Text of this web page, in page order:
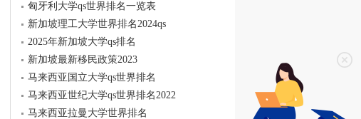
匈牙利大学qs世界排名一览表
新加坡理工大学世界排名2024qs
2025年新加坡大学qs排名
新加坡最新移民政策2023
马来西亚国立大学qs世界排名
马来西亚世纪大学qs世界排名2022
马来西亚拉曼大学世界排名